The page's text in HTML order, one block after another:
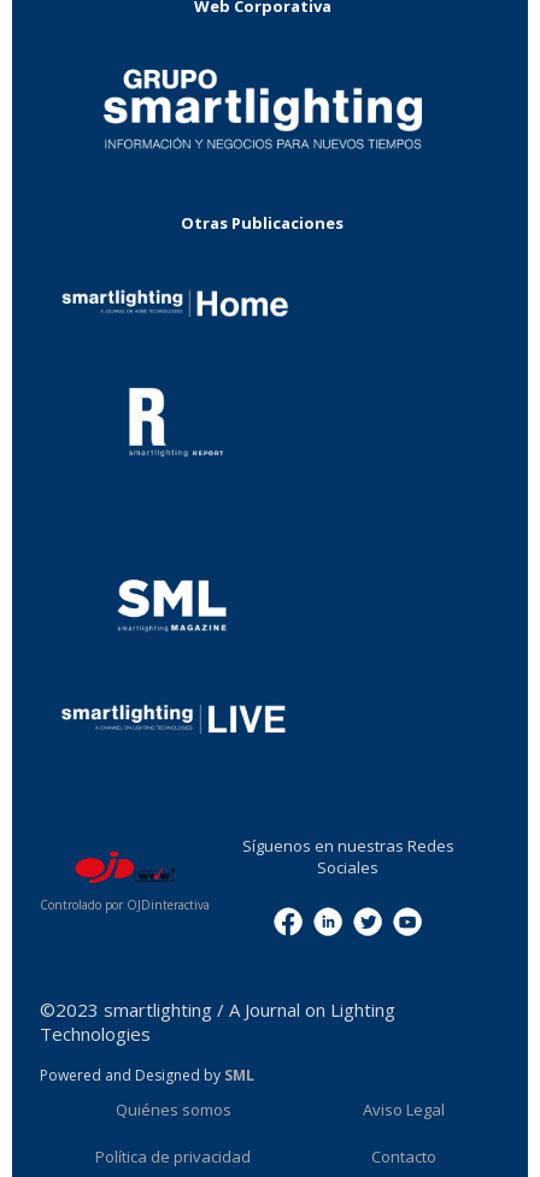
Web Corporativa
Otras Publicaciones
Controlado por OJDinteractiva
Síguenos en nuestras Redes
Sociales
©2023 smartlighting / A Journal on Lighting
Technologies
Powered and Designed by SML
Quiénes somos Aviso Legal
Política de privacidad Contacto